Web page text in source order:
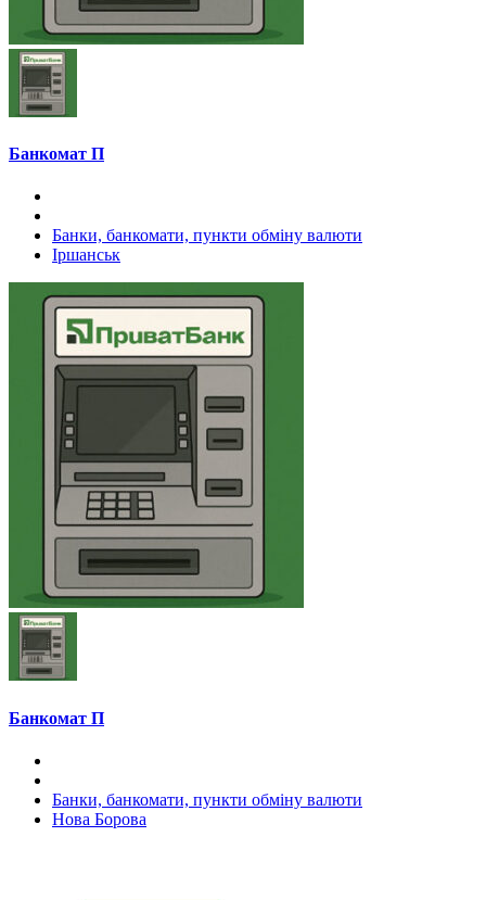
Банкомат П
Банки, банкомати, пункти обміну валюти
Іршанськ
Банкомат П
Банки, банкомати, пункти обміну валюти
Нова Борова